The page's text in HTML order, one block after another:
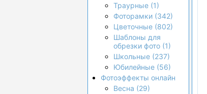
Траурные (1)
Фоторамки (342)
Цветочные (802)
Шаблоны для
обрезки фото (1)
Школьные (237)
Юбилейные (56)
Фотоэффекты онлайн
Весна (29)